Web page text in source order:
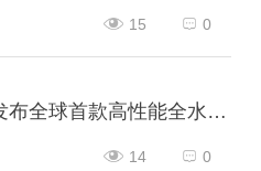
0
15
0碳、0毒、0废｜华昌发布全球首款高性能全水性鞋革“三零生态皮”
0
14